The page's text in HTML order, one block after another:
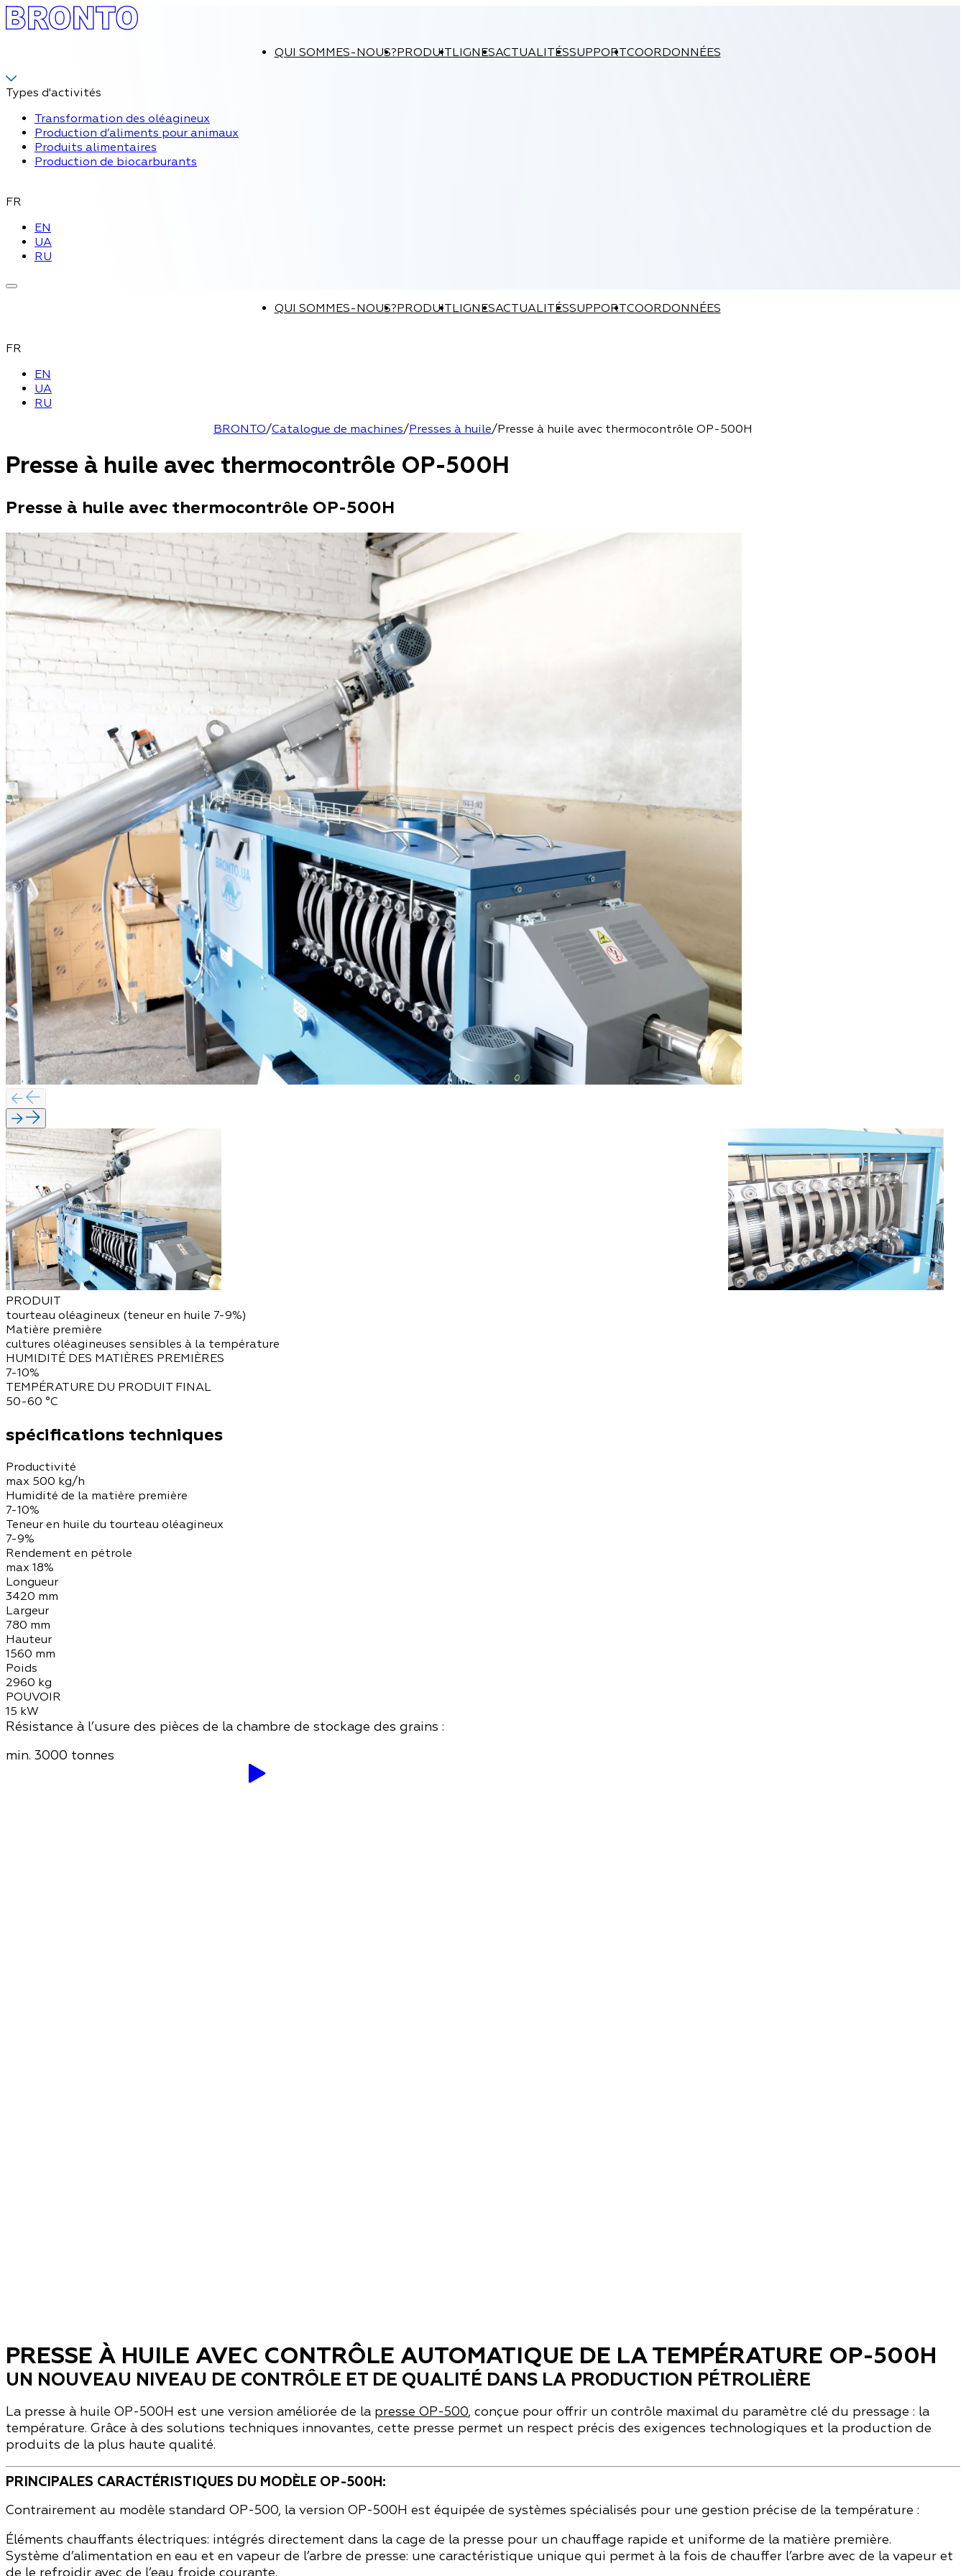
QUI SOMMES-NOUS?PRODUITLIGNESACTUALITÉSSUPPORTCOORDONNÉES
Types d'activités
Transformation des oléagineux
Production d’aliments pour animaux
Produits alimentaires
Production de biocarburants
FR
EN
UA
RU
QUI SOMMES-NOUS?PRODUITLIGNESACTUALITÉSSUPPORTCOORDONNÉES
FR
EN
UA
RU
BRONTO/Catalogue de machines/Presses à huile/Presse à huile avec thermocontrôle OP-500H
Presse à huile avec thermocontrôle OP-500H
Presse à huile avec thermocontrôle OP-500H
PRODUIT
tourteau oléagineux (teneur en huile 7-9%)
Matière première
cultures oléagineuses sensibles à la température
HUMIDITÉ DES MATIÈRES PREMIÈRES
7-10%
TEMPÉRATURE DU PRODUIT FINAL
50-60 °С
spécifications techniques
Productivité
max 500 kg/h
Humidité de la matière première
7-10%
Teneur en huile du tourteau oléagineux
7-9%
Rendement en pétrole
max 18%
Longueur
3420 mm
Largeur
780 mm
Hauteur
1560 mm
Poids
2960 kg
POUVOIR
15 kW
Résistance à l’usure des pièces de la chambre de stockage des grains :
min. 3000 tonnes
PRESSE À HUILE AVEC CONTRÔLE AUTOMATIQUE DE LA TEMPÉRATURE OP-500H
UN NOUVEAU NIVEAU DE CONTRÔLE ET DE QUALITÉ DANS LA PRODUCTION PÉTROLIÈRE
La presse à huile OP-500H est une version améliorée de la presse OP-500, conçue pour offrir un contrôle maximal du paramètre clé du pressage : la
température. Grâce à des solutions techniques innovantes, cette presse permet un respect précis des exigences technologiques et la production de
produits de la plus haute qualité.
PRINCIPALES CARACTÉRISTIQUES DU MODÈLE OP-500H:
Contrairement au modèle standard OP-500, la version OP-500H est équipée de systèmes spécialisés pour une gestion précise de la température :
Éléments chauffants électriques: intégrés directement dans la cage de la presse pour un chauffage rapide et uniforme de la matière première.
Système d’alimentation en eau et en vapeur de l’arbre de presse: une caractéristique unique qui permet à la fois de chauffer l’arbre avec de la vapeur et
de le refroidir avec de l’eau froide courante.